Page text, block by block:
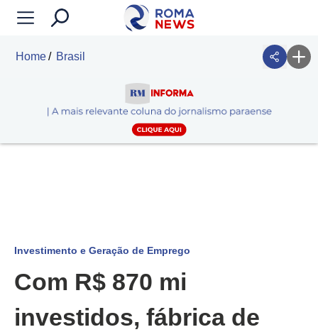
Home Brasil
Investimento e Geração de Emprego
Com R$ 870 mi
investidos, fábrica de